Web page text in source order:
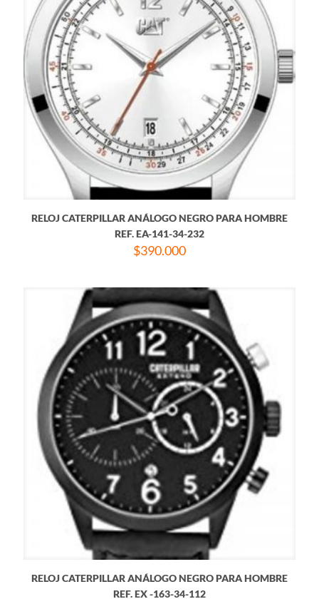
RELOJ CATERPILLAR ANÁLOGO NEGRO PARA HOMBRE
REF. EA-141-34-232
$390.000
RELOJ CATERPILLAR ANÁLOGO NEGRO PARA HOMBRE
REF. EX -163-34-112